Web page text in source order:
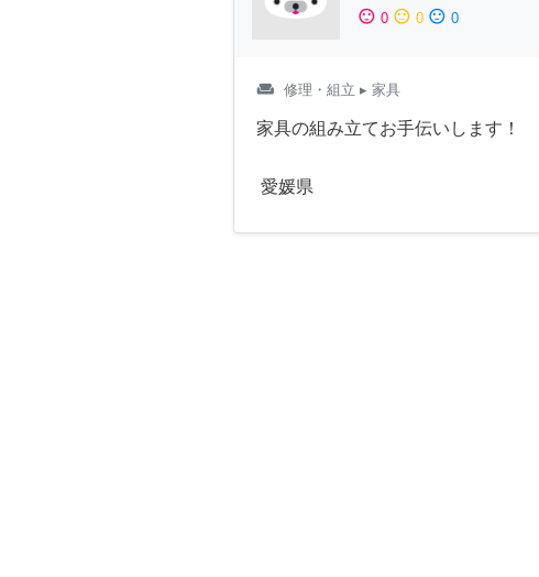
sentiment_satisfied 0 sentiment_neutral 0 sentiment_dissatisfied 0
weekend 修理・組立 ▸ 家具
家具の組み立てお手伝いします！
愛媛県